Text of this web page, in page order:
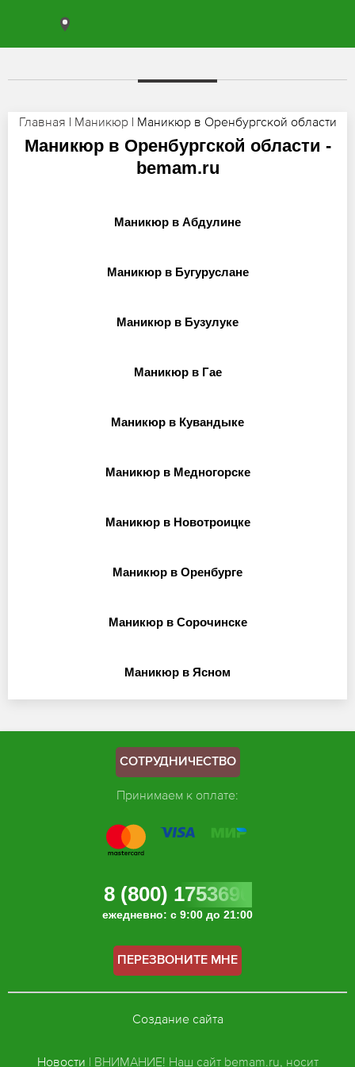
Главная | Маникюр| Маникюр в Оренбургской области
Маникюр в Оренбургской области -
bemam.ru
Маникюр в Абдулине
Маникюр в Бугуруслане
Маникюр в Бузулуке
Маникюр в Гае
Маникюр в Кувандыке
Маникюр в Медногорске
Маникюр в Новотроицке
Маникюр в Оренбурге
Маникюр в Сорочинске
Маникюр в Ясном
СОТРУДНИЧЕСТВО
Принимаем к оплате:
8 (800) 1753696
ежедневно: с 9:00 до 21:00
ПЕРЕЗВОНИТЕ МНЕ
Новости | ВНИМАНИЕ! Наш сайт bemam.ru, носит
Создание сайта